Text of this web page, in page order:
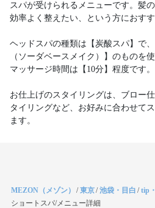
スパが受けられるメニューです。髪
効率よく整えたい、という方におす
ヘッドスパの種類は【炭酸スパ】で
（ソーダベースメイク）】のものを使
マッサージ時間は【10分】程度です。
お仕上げのスタイリングは、ブロー
タイリングなど、お好みに合わせて
ます。
MEZON（メゾン） /東京/池袋・目白 /tip
ショートスパ/メニュー詳細